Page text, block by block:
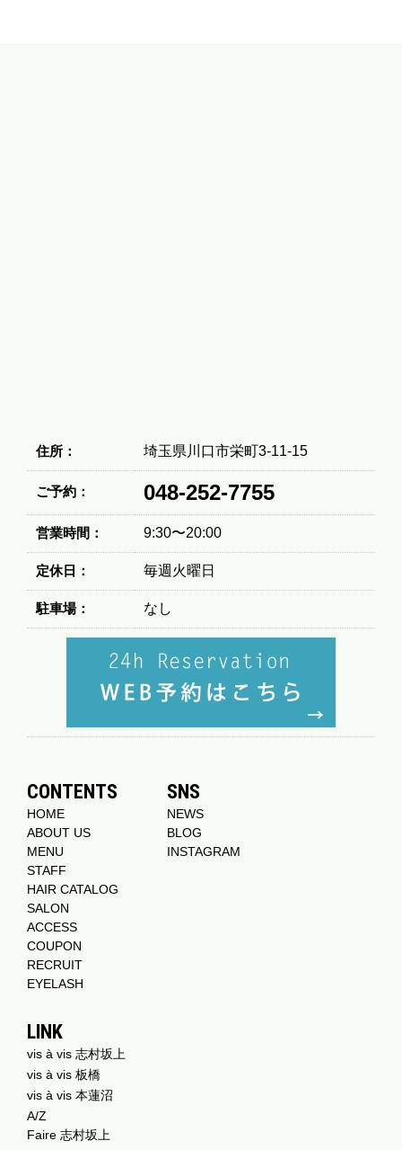
住所： 埼玉県川口市栄町3-11-15
ご予約： 048-252-7755
営業時間： 9:30〜20:00
定休日： 毎週火曜日
駐車場： なし
CONTENTS
HOME
ABOUT US
MENU
STAFF
HAIR CATALOG
SALON
ACCESS
COUPON
RECRUIT
EYELASH
SNS
NEWS
BLOG
INSTAGRAM
LINK
vis à vis 志村坂上
vis à vis 板橋
vis à vis 本蓮沼
A/Z
Faire 志村坂上